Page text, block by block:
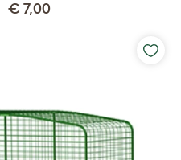
€ 7,00